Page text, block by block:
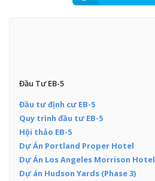
Đầu Tư EB-5
Đầu tư định cư EB-5
Quy trình đầu tư EB-5
Hội thảo EB-5
Dự Án Portland Proper Hotel
Dự Án Los Angeles Morrison Hotel
Dự án Hudson Yards (Phase 3)